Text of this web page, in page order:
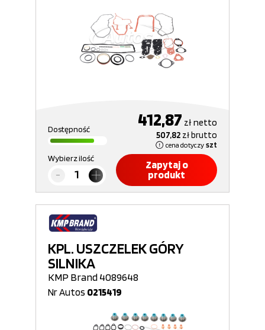
Dostępność 412,87 złnetto
507,82 złbrutto
cena dotyczy szt
Wybierz ilość
Zapytaj o
produkt
KPL. USZCZELEK GÓRY
SILNIKA
KMP Brand 4089648
Nr Autos 0215419